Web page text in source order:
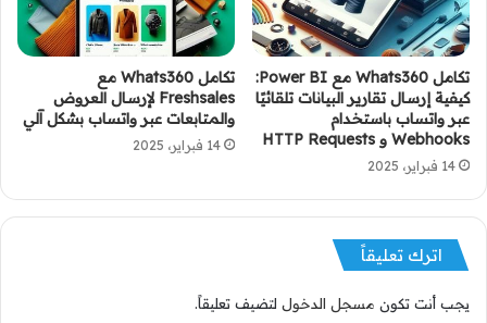
تكامل Whats360 مع Power BI:
كيفية إرسال تقارير البيانات تلقائيًا
عبر واتساب باستخدام
Webhooks و HTTP Requests
14 فبراير، 2025
تكامل Whats360 مع
Freshsales لإرسال العروض
والمتابعات عبر واتساب بشكل آلي
14 فبراير، 2025
اترك تعليقاً
يجب أنت تكون مسجل الدخول لتضيف تعليقاً.